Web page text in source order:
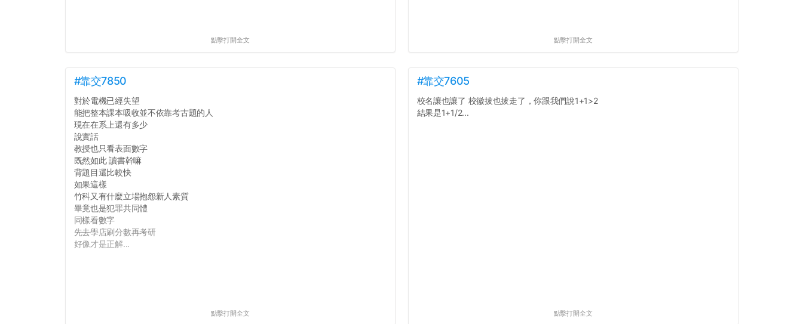
點擊打開全文 點擊打開全文
#靠交7850
對於電機已經失望
能把整本課本吸收並不依靠考古題的人
現在在系上還有多少
說實話
教授也只看表面數字
既然如此 讀書幹嘛
背題目還比較快
如果這樣
竹科又有什麼立場抱怨新人素質
畢竟也是犯罪共同體
同樣看數字
先去學店刷分數再考研
好像才是正解...
點擊打開全文
#靠交7605
校名讓也讓了 校徽拔也拔走了，你跟我們說1+1>2
結果是1+1/2...
點擊打開全文